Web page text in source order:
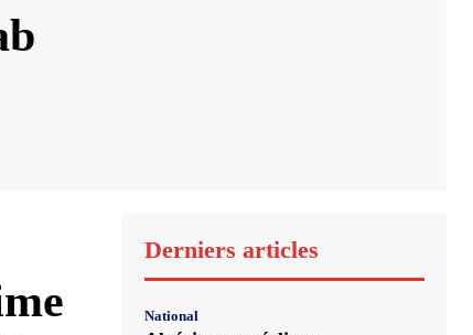
Derniers articles
National